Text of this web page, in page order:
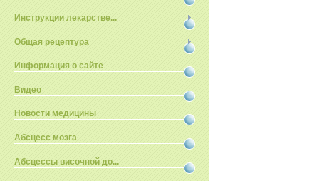
Инструкции лекарстве...
Общая рецептура
Информация о сайте
Видео
Новости медицины
Абсцесс мозга
Абсцессы височной до...